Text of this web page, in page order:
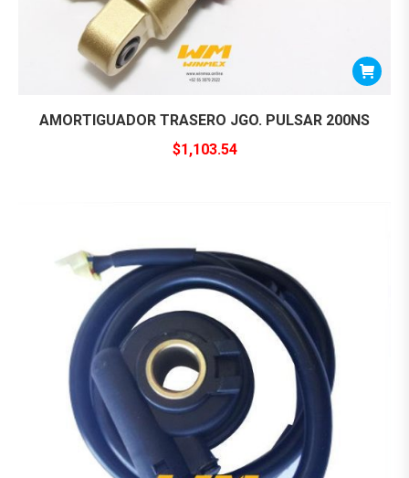
AMORTIGUADOR TRASERO JGO. PULSAR 200NS
$1,103.54